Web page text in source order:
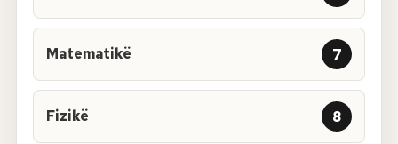
Matematikë 7
Fizikë 8